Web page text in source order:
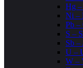
Hg
Ni –
Pb –
S –
Sb –
U –
W –